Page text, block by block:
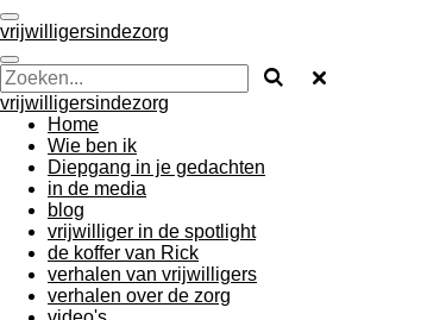
Ga
direct
naar
de
hoofdinhoud
vrijwilligersindezorg
vrijwilligersindezorg
Home
Wie ben ik
Diepgang in je gedachten
in de media
blog
vrijwilliger in de spotlight
de koffer van Rick
verhalen van vrijwilligers
verhalen over de zorg